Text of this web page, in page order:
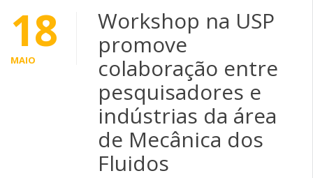
18
MAIO
Workshop na USP
promove
colaboração entre
pesquisadores e
indústrias da área
de Mecânica dos
Fluidos